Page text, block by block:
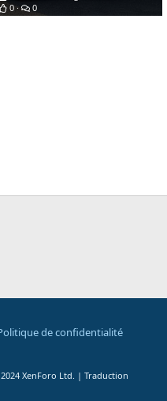
0
0
de confidentialité
XenForo Ltd. | Traduction